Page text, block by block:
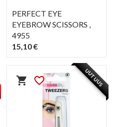
PERFECT EYE
EYEBROW SCISSORS ,
4955
15,10 €
shopping_cart favorite_border UUTUUS